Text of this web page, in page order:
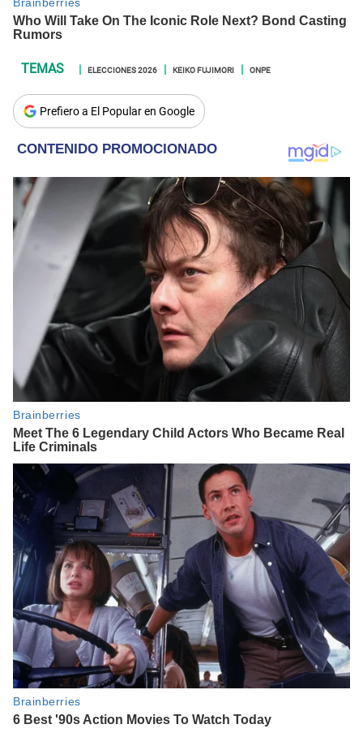
ELECCIONES 2026 KEIKO FUJIMORI ONPE
Prefiero a El Popular en Google